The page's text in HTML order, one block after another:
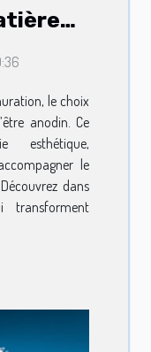
le choix
anodin. Ce
esthétique,
le
dans
transforment